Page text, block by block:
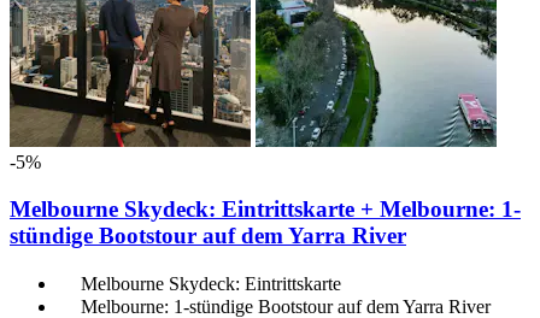
-5%
Melbourne Skydeck: Eintrittskarte + Melbourne: 1-
stündige Bootstour auf dem Yarra River
Melbourne Skydeck: Eintrittskarte
Melbourne: 1-stündige Bootstour auf dem Yarra River